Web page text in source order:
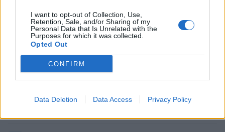
I want to opt-out of Collection, Use,
Retention, Sale, and/or Sharing of my
Personal Data that Is Unrelated with the
Purposes for which it was collected.
Opted Out
CONFIRM
Data Deletion Data Access Privacy Policy
estirando el cable ( girando con la mano la pieza numero 2
lo que ves que se abre y se cierra cuando le das al
acelerador, eso es la mariposa de admision
y por ahí tienes que meterle "el potingue"
Entonces que tiene como dos mariposas no? xD